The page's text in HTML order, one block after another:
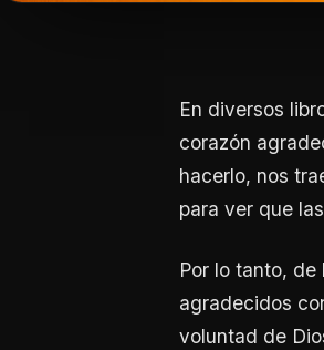
En diversos
corazón
hacerlo, nos
para ver que
Por lo tanto,
agradecidos
voluntad de